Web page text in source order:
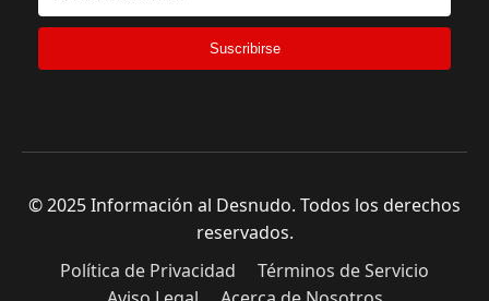
Suscribirse
© 2025 Información al Desnudo. Todos los derechos
reservados.
Política de Privacidad
Términos de Servicio